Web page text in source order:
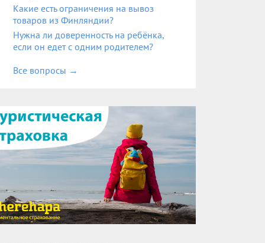
Какие есть ограничения на вывоз
товаров из Финляндии?
Нужна ли доверенность на ребёнка,
если он едет с одним родителем?
Все вопросы →